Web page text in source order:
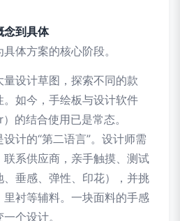
念到具体
体方案的核心阶段。
量设计草图，探索不同的款
如今，手绘板与设计软件
的结合使用已是常态。
设计的“第二语言”。设计师需
系供应商，亲手触摸、测试
垂感、弹性、印花），并挑
衬等辅料。一块面料的手感
个设计。